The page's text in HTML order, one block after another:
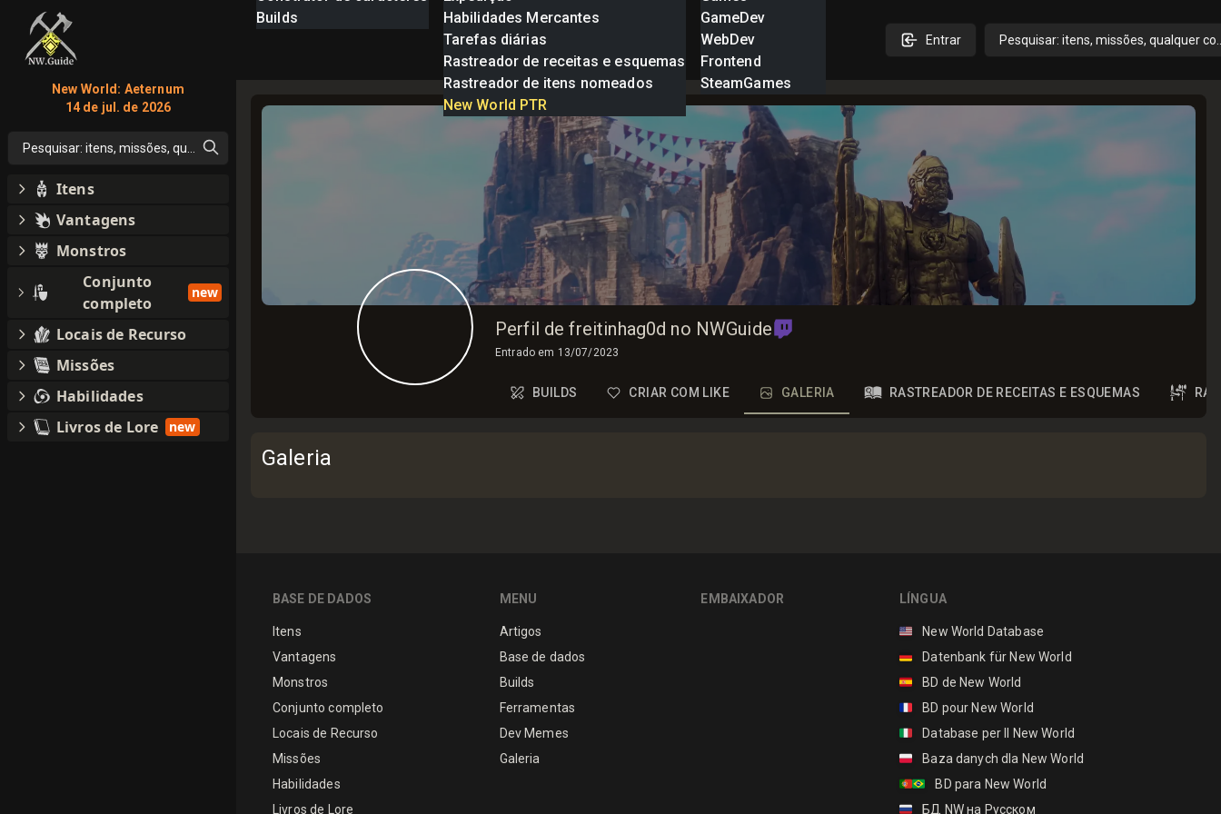
Builds
Habilidades Mercantes
Tarefas diárias
Rastreador de receitas e esquemas
Rastreador de itens nomeados
New World PTR
GameDev
WebDev
Frontend
SteamGames
Entrar Pesquisar: itens, missões, qualquer
Perfil de freitinhag0d no NWGuide
Entrado em 13/07/2023
BUILDS CRIAR COM LIKE GALERIA RASTREADOR DE RECEITAS E ESQUEMAS
Galeria
BASE DE DADOS
Itens
Vantagens
Monstros
Conjunto completo
Locais de Recurso
Missões
Habilidades
Livros de Lore
MENU
Artigos
Base de dados
Builds
Ferramentas
Dev Memes
Galeria
EMBAIXADOR LÍNGUA
🇺🇸
New World Database
🇩🇪
Datenbank für New World
🇪🇸
BD de New World
🇫🇷
BD pour New World
🇮🇹
Database per Il New World
🇵🇱
Baza danych dla New World
🇵🇹🇧🇷
BD para New World
🇷🇺
БД NW на Русском
New World: Aeternum
14 de jul. de 2026
Pesquisar: itens, missões, qualquer coisa
Itens
Vantagens
Monstros
Conjunto
completo
new
Locais de Recurso
Missões
Habilidades
Livros de Lore
new